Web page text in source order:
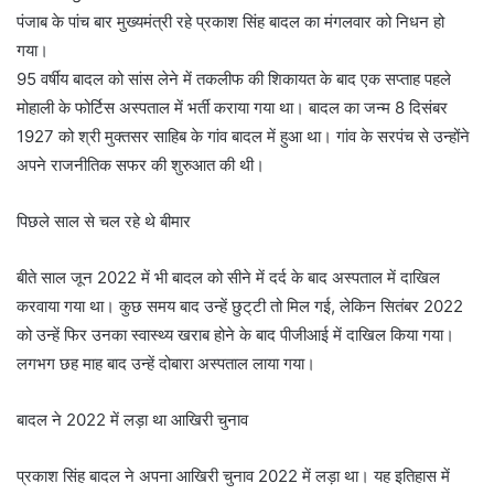
पंजाब के पांच बार मुख्यमंत्री रहे प्रकाश सिंह बादल का मंगलवार को निधन हो
गया।
95 वर्षीय बादल को सांस लेने में तकलीफ की शिकायत के बाद एक सप्ताह पहले
मोहाली के फोर्टिस अस्पताल में भर्ती कराया गया था। बादल का जन्म 8 दिसंबर
1927 को श्री मुक्तसर साहिब के गांव बादल में हुआ था। गांव के सरपंच से उन्होंने
अपने राजनीतिक सफर की शुरुआत की थी।
पिछले साल से चल रहे थे बीमार
बीते साल जून 2022 में भी बादल को सीने में दर्द के बाद अस्पताल में दाखिल
करवाया गया था। कुछ समय बाद उन्हें छुट्‌टी तो मिल गई, लेकिन सितंबर 2022
को उन्हें फिर उनका स्वास्थ्य खराब होने के बाद पीजीआई में दाखिल किया गया।
लगभग छह माह बाद उन्हें दोबारा अस्पताल लाया गया।
बादल ने 2022 में लड़ा था आखिरी चुनाव
प्रकाश सिंह बादल ने अपना आखिरी चुनाव 2022 में लड़ा था। यह इतिहास में